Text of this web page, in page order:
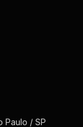
Paulo / SP